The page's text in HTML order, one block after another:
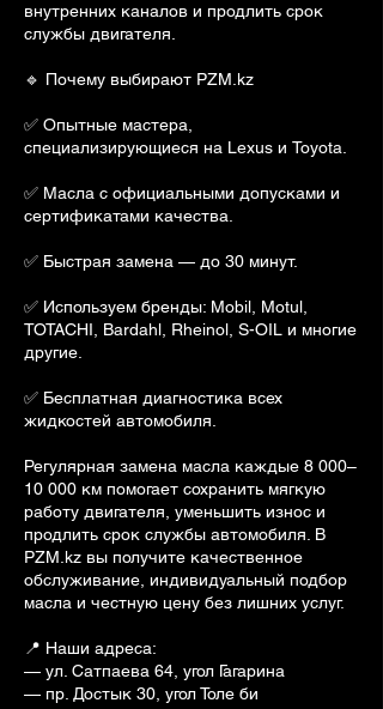
внутренних каналов и продлить срок
службы двигателя.
🔹 Почему выбирают PZM.kz
✅ Опытные мастера,
специализирующиеся на Lexus и Toyota.
✅ Масла с официальными допусками и
сертификатами качества.
✅ Быстрая замена — до 30 минут.
✅ Используем бренды: Mobil, Motul,
TOTACHI, Bardahl, Rheinol, S-OIL и многие
другие.
✅ Бесплатная диагностика всех
жидкостей автомобиля.
Регулярная замена масла каждые 8 000–
10 000 км помогает сохранить мягкую
работу двигателя, уменьшить износ и
продлить срок службы автомобиля. В
PZM.kz вы получите качественное
обслуживание, индивидуальный подбор
масла и честную цену без лишних услуг.
📍 Наши адреса:
— ул. Сатпаева 64, угол Гагарина
— пр. Достык 30, угол Толе би